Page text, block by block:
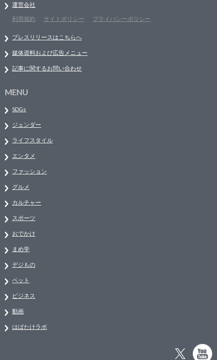
運営会社
利用規約
サイトポリシー プライバシーポリシー
プレスリリースはこちらへ
媒体資料および広告メニュー
記事に関するお問い合わせ
MENU
SDGs
ジェンダー
ライフスタイル
エンタメ
ファッション
グルメ
カルチャー
スポーツ
おでかけ
まめ学
デジもの
ペット
ビジネス
動画
はばたけラボ